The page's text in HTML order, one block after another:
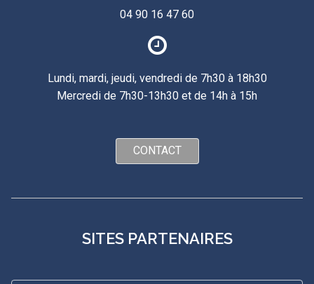
04 90 16 47 60
Lundi, mardi, jeudi, vendredi de 7h30 à 18h30
Mercredi de 7h30-13h30 et de 14h à 15h
CONTACT
SITES PARTENAIRES